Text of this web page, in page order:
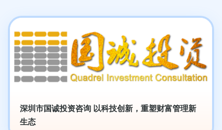
深圳市国诚投资咨询 以科技创新，重塑财富管理新
生态